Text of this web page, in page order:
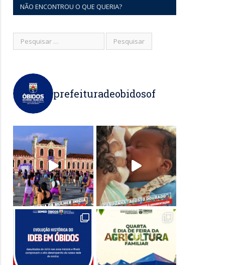
NÃO ENCONTROU O QUE QUERIA?
prefeituradeobidosof